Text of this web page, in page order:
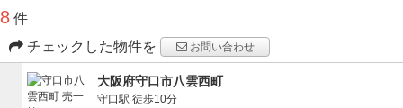
8 件
チェックした物件を
お問い合わせ
大阪府守口市八雲西町
守口駅 徒歩10分